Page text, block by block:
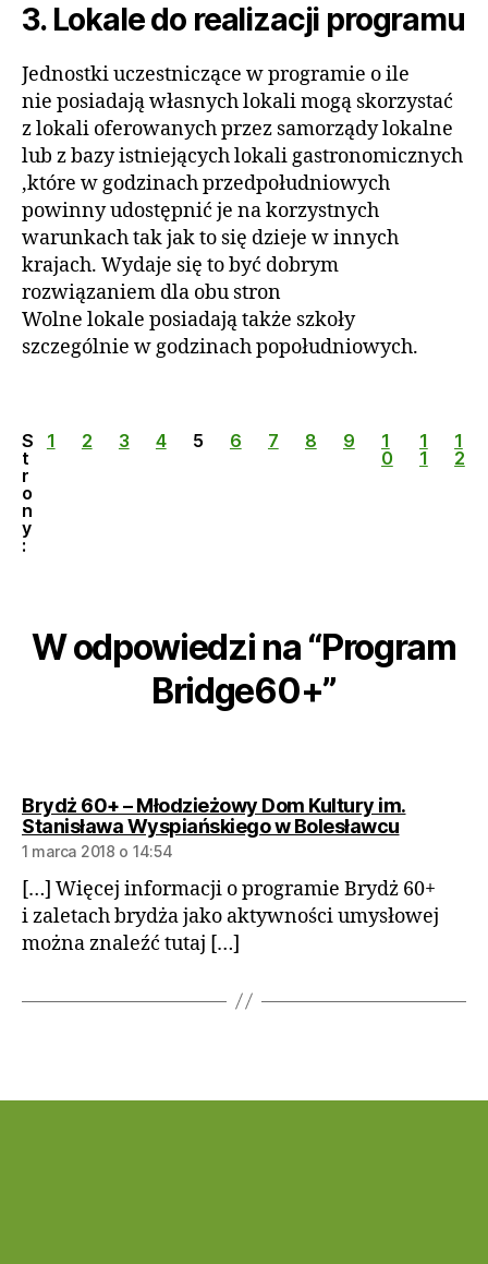
3. Lokale do realizacji programu
Jednostki uczestniczące w programie o ile
nie posiadają własnych lokali mogą skorzystać
z lokali oferowanych przez samorządy lokalne
lub z bazy istniejących lokali gastronomicznych
,które w godzinach przedpołudniowych
powinny udostępnić je na korzystnych
warunkach tak jak to się dzieje w innych
krajach. Wydaje się to być dobrym
rozwiązaniem dla obu stron
Wolne lokale posiadają także szkoły
szczególnie w godzinach popołudniowych.
S
t
r
o
n
y
:
1 2 3 4 5 6 7 8 9
1
0
1
1
1
2
W odpowiedzi na “Program
Bridge60+”
Brydż 60+ – Młodzieżowy Dom Kultury im.
Stanisława Wyspiańskiego w Bolesławcu
1 marca 2018 o 14:54
[…] Więcej informacji o programie Brydż 60+
i zaletach brydża jako aktywności umysłowej
można znaleźć tutaj […]